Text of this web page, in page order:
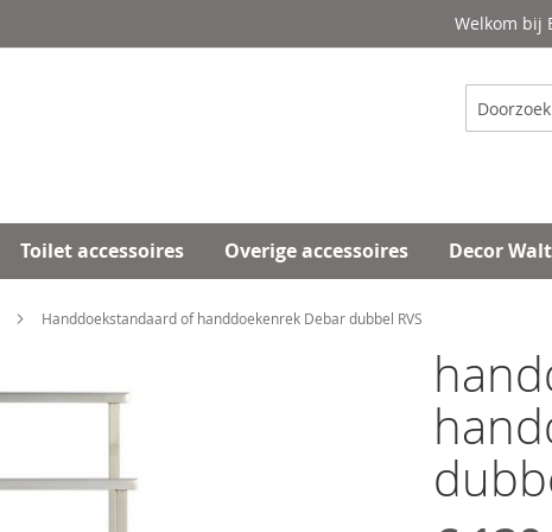
Welkom bij
Zoeken
Toilet accessoires Overige accessoires Decor
Handdoekstandaard of handdoekenrek Debar dubbel RVS